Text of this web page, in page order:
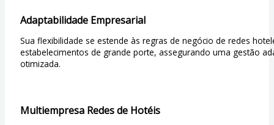
Adaptabilidade Empresarial
Sua flexibilidade se estende às regras de negócio de redes
estabelecimentos de grande porte, assegurando uma gestão
otimizada.
Multiempresa Redes de Hotéis